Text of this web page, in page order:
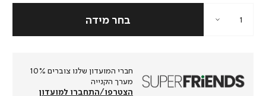
חברי המועדון שלנו צוברים 10%
מערך הקנייה
הצטרפו/התחברו למועדון